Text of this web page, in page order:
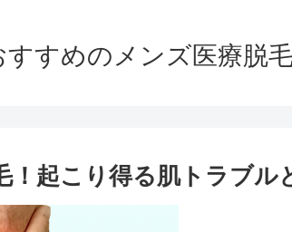
すめのメンズ医療脱
！起こり得る肌トラブル